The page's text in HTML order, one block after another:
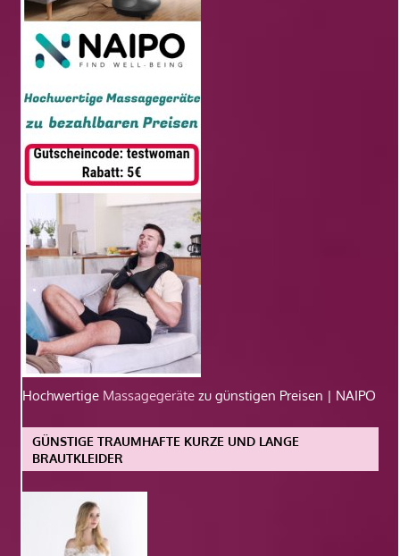
Hochwertige Massagegeräte zu günstigen Preisen | NAIPO
GÜNSTIGE TRAUMHAFTE KURZE UND LANGE
BRAUTKLEIDER